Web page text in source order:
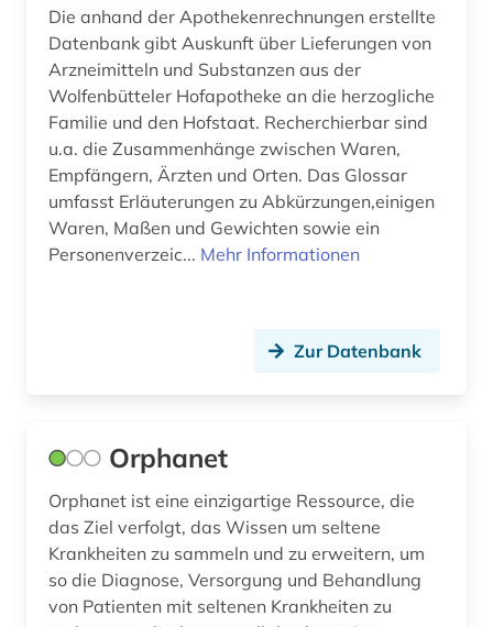
gebrauchsmusteranmeldung (3)
gebrauchsmusterrecht (3)
gefahrstoff (1)
gefahrstoffe (1)
gefährlicher arbeitsstoff (1)
geisteswissenschaften (5)
gen (1)
geologie (1)
geowissenschaften (2)
geschichte (3)
Die anhand der Apothekenrechnungen erstellte
Datenbank gibt Auskunft über Lieferungen von
Arzneimitteln und Substanzen aus der
Wolfenbütteler Hofapotheke an die herzogliche
Familie und den Hofstaat. Recherchierbar sind
u.a. die Zusammenhänge zwischen Waren,
Empfängern, Ärzten und Orten. Das Glossar
umfasst Erläuterungen zu Abkürzungen,einigen
Waren, Maßen und Gewichten sowie ein
Personenverzeic... Mehr Informationen
Zur Datenbank
Orphanet
Orphanet ist eine einzigartige Ressource, die
das Ziel verfolgt, das Wissen um seltene
Krankheiten zu sammeln und zu erweitern, um
so die Diagnose, Versorgung und Behandlung
von Patienten mit seltenen Krankheiten zu